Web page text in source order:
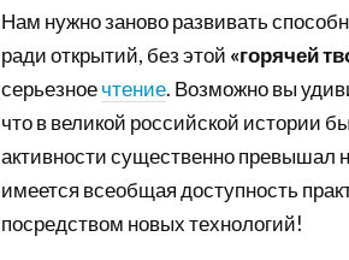
Нам нужно заново развивать
ради открытий, без этой «горячей
серьезноечтение. Возможно вы
что в великой российской истории
активности существенно превышал
имеется всеобщая доступность
посредством новых технологий!